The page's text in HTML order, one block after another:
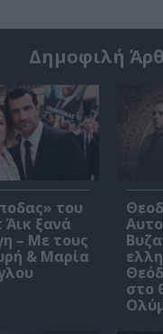
Δημοφιλή
του
Άικ ξανά
– Με τους
& Μαρία
στο